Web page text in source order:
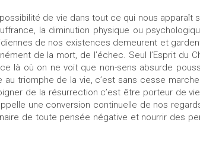
de vie dans tout ce qui nous apparaît
la diminution physique ou
de nos existences demeurent et
de la mort, de l’échec. Seul l’Esprit du
là où on ne voit que non-sens absurde
triomphe de la vie, c’est sans cesse
de la résurrection c’est être porteur de
une conversion continuelle de nos
de toute pensée négative et nourrir des